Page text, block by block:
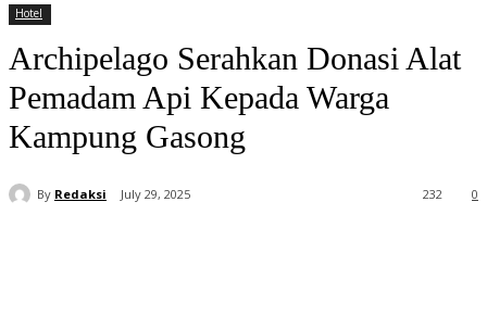
Hotel
Archipelago Serahkan Donasi Alat
Pemadam Api Kepada Warga
Kampung Gasong
By Redaksi July 29, 2025 0
232